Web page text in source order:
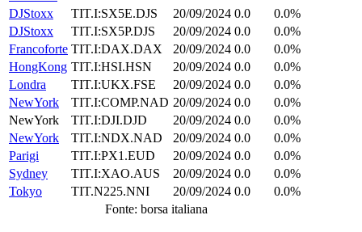
DJStoxx
TIT.I:SX5E.DJS 20/09/2024 0.0
0.0%
DJStoxx
TIT.I:SX5P.DJS 20/09/2024 0.0
0.0%
Francoforte TIT.I:DAX.DAX 20/09/2024 0.0
0.0%
HongKong TIT.I:HSI.HSN 20/09/2024 0.0
0.0%
Londra
TIT.I:UKX.FSE 20/09/2024 0.0
0.0%
NewYork
TIT.I:COMP.NAD 20/09/2024 0.0
0.0%
NewYork
TIT.I:DJI.DJD 20/09/2024 0.0
0.0%
NewYork
TIT.I:NDX.NAD 20/09/2024 0.0
0.0%
Parigi
TIT.I:PX1.EUD 20/09/2024 0.0
0.0%
Sydney
TIT.I:XAO.AUS 20/09/2024 0.0
0.0%
Tokyo
TIT.N225.NNI 20/09/2024 0.0
0.0%
Fonte: borsa italiana